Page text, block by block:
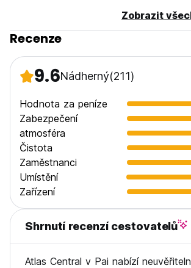
Smoking: No smoking in rooms
Zobrazit
Recenze
9.6Nádherný(211)
Hodnota za peníze
Zabezpečení
atmosféra
Čistota
Zaměstnanci
Umístění
Zařízení
Shrnutí recenzí cestovatelů
Atlas Central v Pai nabízí